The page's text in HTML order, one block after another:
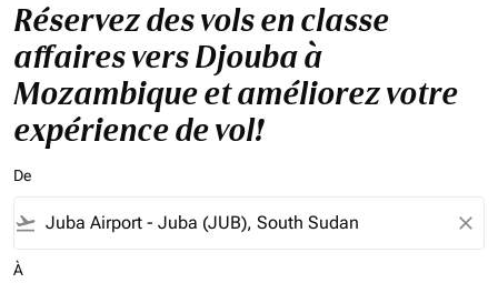
Réservez des vols en classe
affaires vers Djouba à
Mozambique et améliorez votre
expérience de vol!
De
flight_takeoff close
À